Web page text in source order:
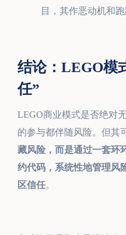
目，其作恶动机和
结论：LEGO模
任”
LEGO商业模式是否绝对
的参与都伴随风险。但其
藏风险，而是通过一套环
约代码，系统性地管理风
区信任。